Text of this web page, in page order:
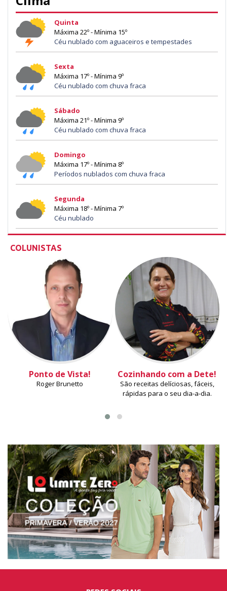
Quinta
Máxima 22º - Mínima 15º
Céu nublado com aguaceiros e tempestades
Sexta
Máxima 17º - Mínima 9º
Céu nublado com chuva fraca
Sábado
Máxima 21º - Mínima 9º
Céu nublado com chuva fraca
Domingo
Máxima 17º - Mínima 8º
Períodos nublados com chuva fraca
Segunda
Máxima 18º - Mínima 7º
Céu nublado
COLUNISTAS
Ponto de Vista!
Roger Brunetto
Cozinhando com a Dete!
São receitas delíciosas, fáceis,
rápidas para o seu dia-a-dia.